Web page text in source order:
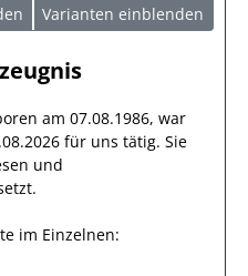
Varianten einblenden
am 07.08.1986, war
für uns tätig. Sie
und
im Einzelnen: